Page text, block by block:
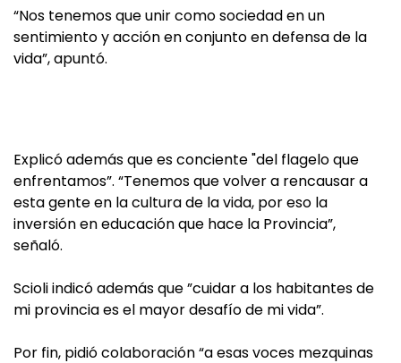
“Nos tenemos que unir como sociedad en un
sentimiento y acción en conjunto en defensa de la
vida”, apuntó.
Explicó además que es conciente "del flagelo que
enfrentamos”. “Tenemos que volver a rencausar a
esta gente en la cultura de la vida, por eso la
inversión en educación que hace la Provincia”,
señaló.
Scioli indicó además que ”cuidar a los habitantes de
mi provincia es el mayor desafío de mi vida”.
Por fin, pidió colaboración “a esas voces mezquinas